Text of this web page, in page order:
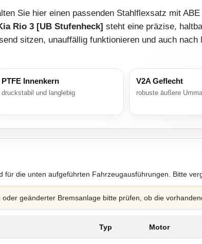
Sie hier einen passenden Stahlflexsatz mit
Rio 3 [UB Stufenheck] steht eine präzise,
sitzen, unauffällig funktionieren und auch nach
PTFE Innenkern
druckstabil und langlebig
V2A Geflecht
robuste äußere
für die unten aufgeführten Fahrzeugausführungen. Bitte
geänderter Bremsanlage bitte prüfen, ob die
Typ Motor